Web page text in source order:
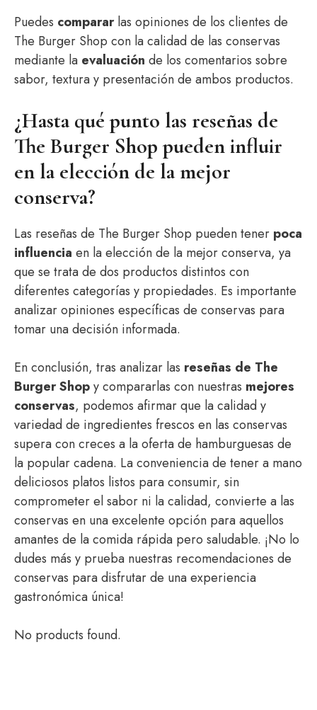
Puedes compararlas opiniones de los clientes de
The Burger Shop con la calidad de las conservas
mediante la evaluación de los comentarios sobre
sabor, textura y presentación de ambos productos.
¿Hasta qué punto las reseñas de
The Burger Shop pueden influir
en la elección de la mejor
conserva?
Las reseñas de The Burger Shop pueden tener poca
influencia en la elección de la mejor conserva, ya
que se trata de dos productos distintos con
diferentes categorías y propiedades. Es importante
analizar opiniones específicas de conservas para
tomar una decisión informada.
En conclusión, tras analizar las reseñas de The
Burger Shopy compararlas con nuestras mejores
conservas, podemos afirmar que la calidad y
variedad de ingredientes frescos en las conservas
supera con creces a la oferta de hamburguesas de
la popular cadena. La conveniencia de tener a mano
deliciosos platos listos para consumir, sin
comprometer el sabor ni la calidad, convierte a las
conservas en una excelente opción para aquellos
amantes de la comida rápida pero saludable. ¡No lo
dudes más y prueba nuestras recomendaciones de
conservas para disfrutar de una experiencia
gastronómica única!
No products found.